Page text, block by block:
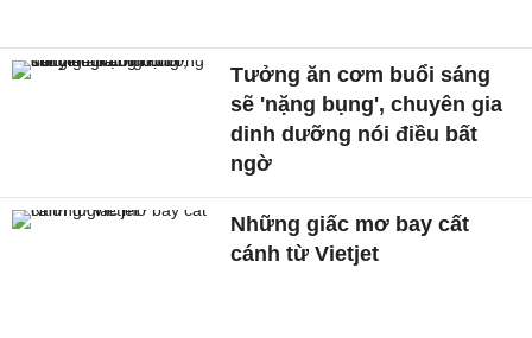
Tưởng ăn cơm buổi sáng
sẽ 'nặng bụng', chuyên gia
dinh dưỡng nói điều bất
ngờ
Những giấc mơ bay cất
cánh từ Vietjet